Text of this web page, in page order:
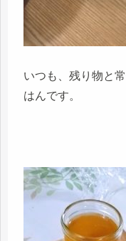
いつも、残り物と
はんです。